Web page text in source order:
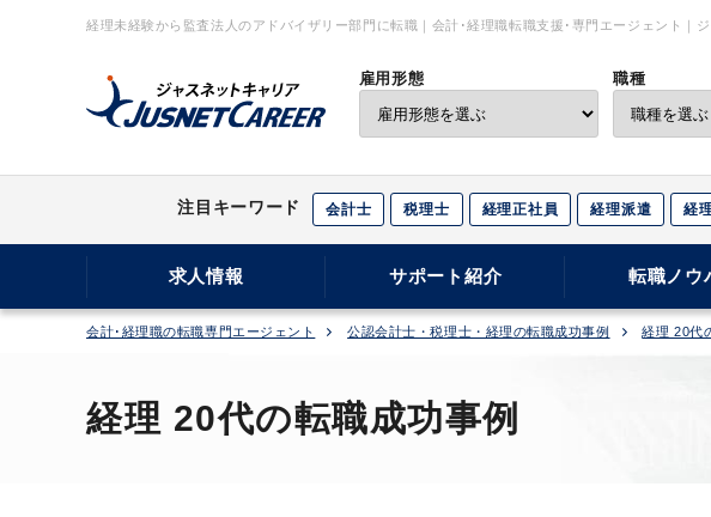
経理未経験から監査法人のアドバイザリー部門に転職｜会計･経理職転職支援･専門エージェント｜ジ
雇用形態 職種
注目キーワード 会計士 税理士 経理正社員 経理派遣 経
求人情報 サポート紹介 転職ノウ
会計･経理職の転職専門エージェント 公認会計士・税理士・経理の転職成功事例 経理 20代
経理 20代の転職成功事例